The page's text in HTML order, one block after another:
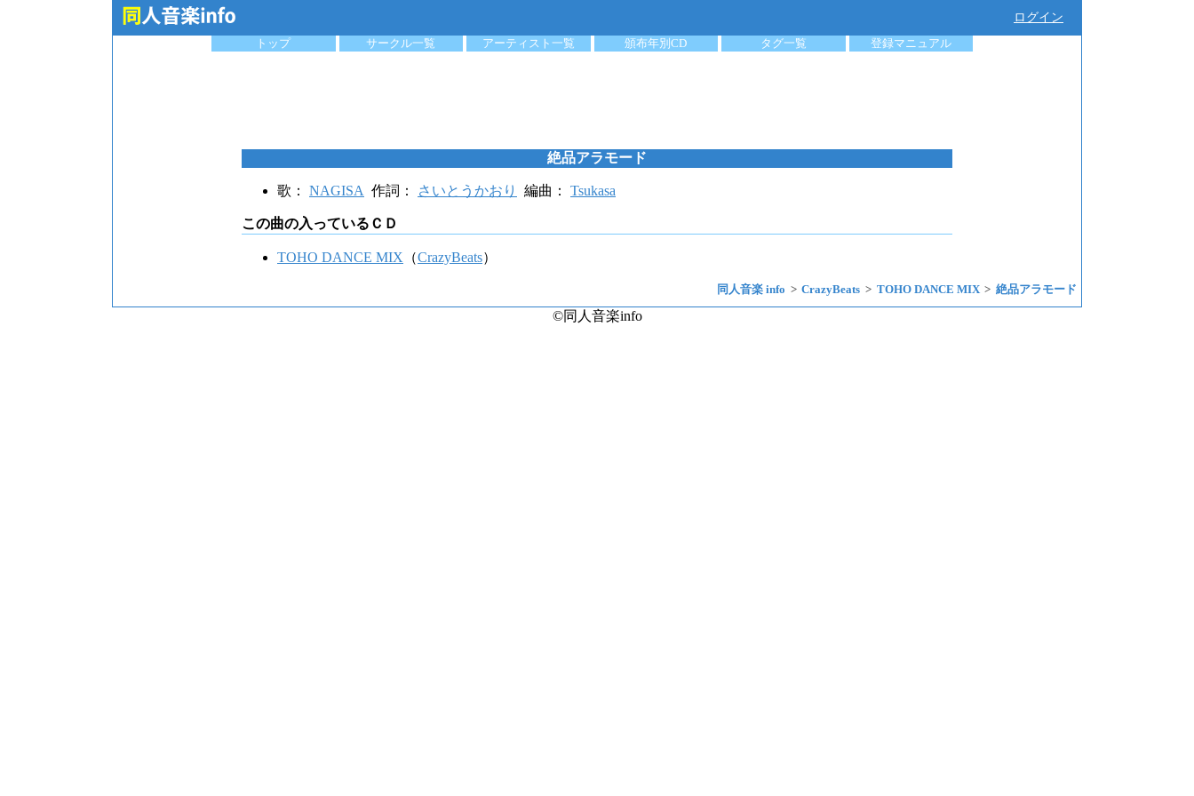
ログイン
トップ
サークル一覧 アーティスト一覧 頒布年別CD タグ一覧 登録マニュアル
絶品アラモード
歌： NAGISA 作詞： さいとうかおり 編曲： Tsukasa
この曲の入っているＣＤ
TOHO DANCE MIX （CrazyBeats）
同人音楽 info CrazyBeats TOHO DANCE MIX 絶品アラモード
©同人音楽info